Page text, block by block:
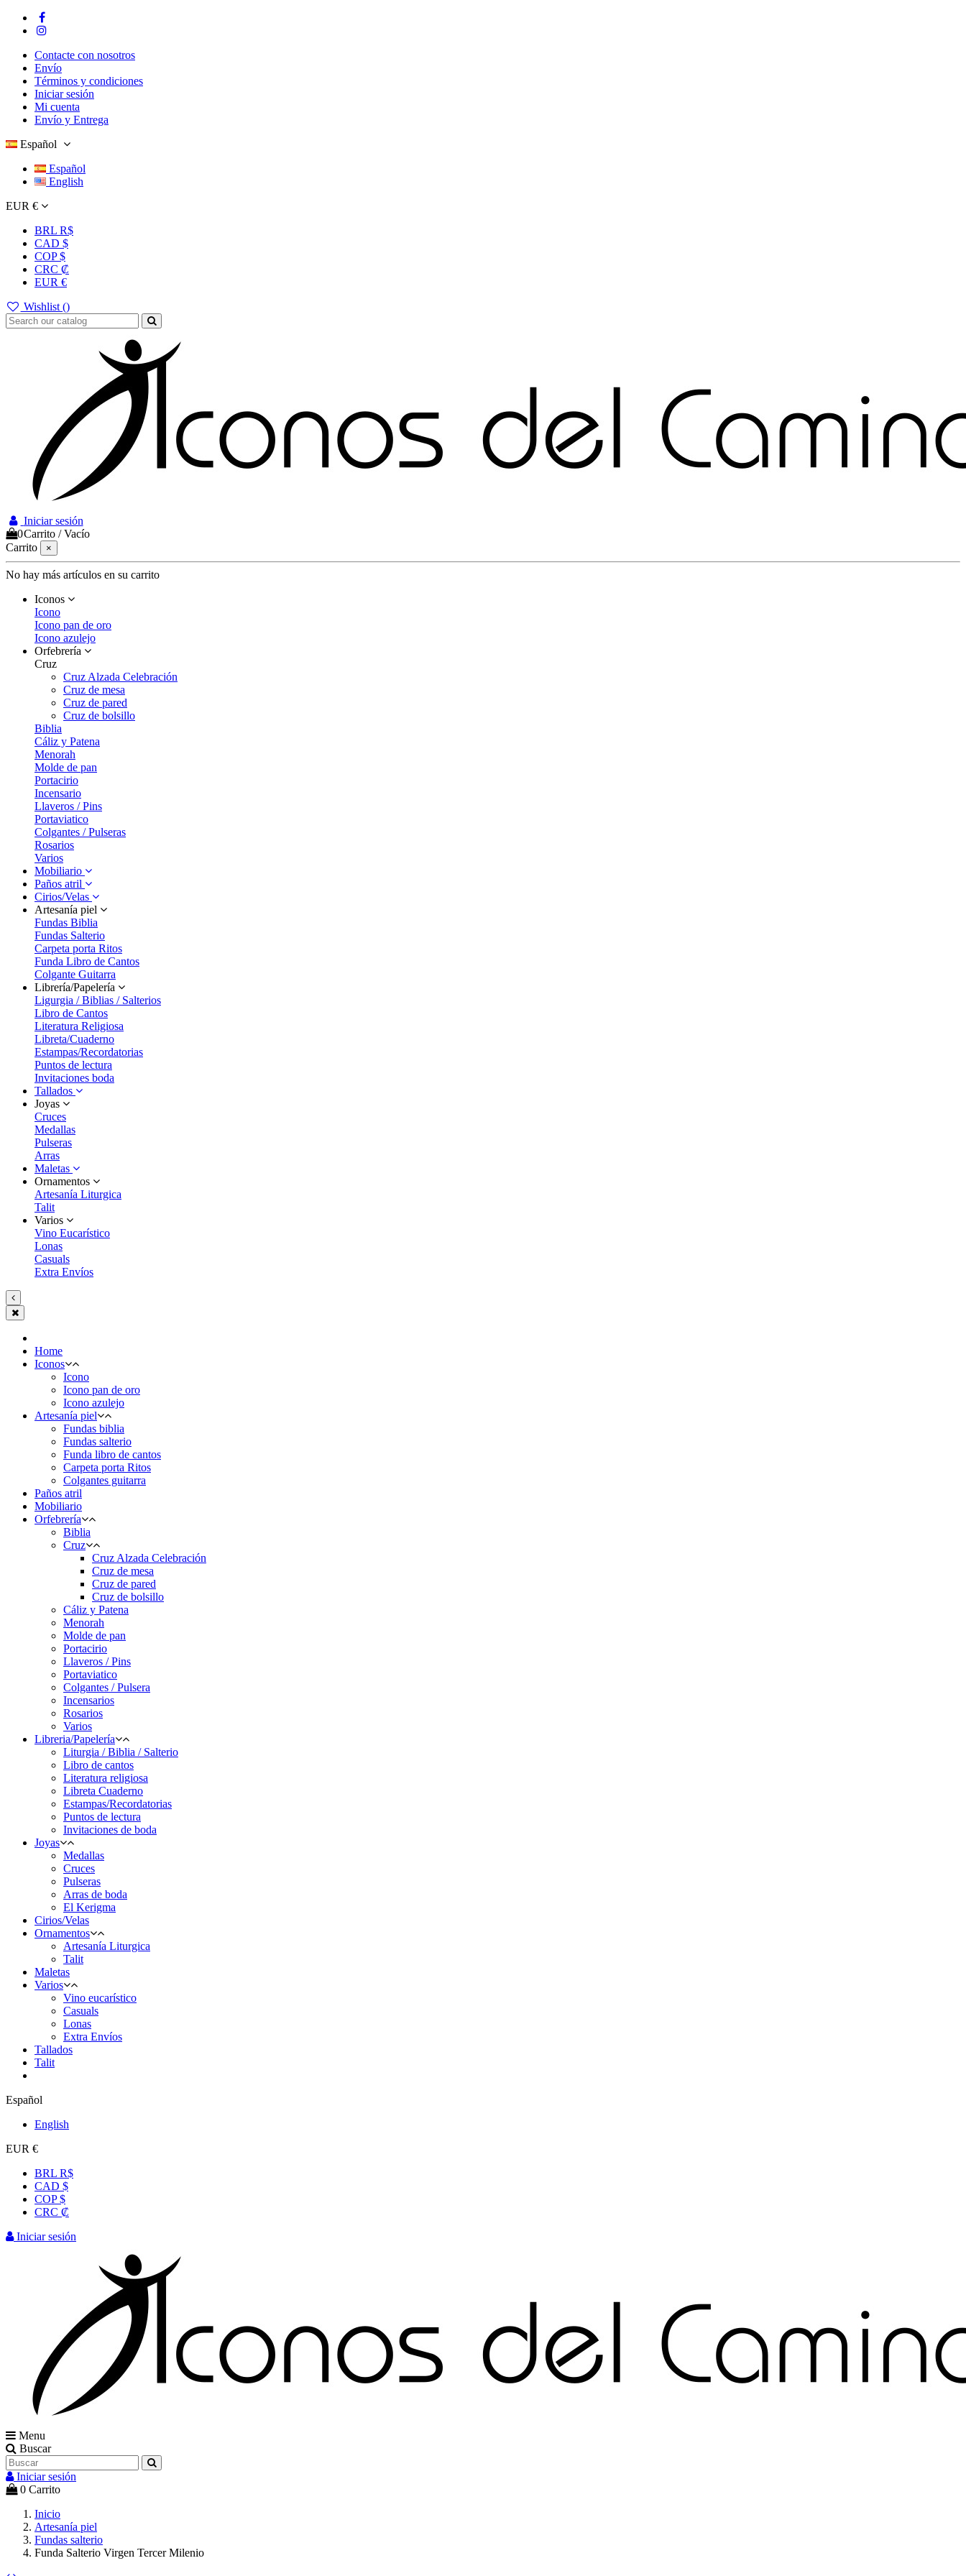
Contacte con nosotros
Envío
Términos y condiciones
Iniciar sesión
Mi cuenta
Envío y Entrega
Español
Español
English
EUR €
BRL R$
CAD $
COP $
CRC ₡
EUR €
Wishlist ()
Iniciar sesión
0Carrito /Vacío
Carrito
×
No hay más artículos en su carrito
Iconos
Icono
Icono pan de oro
Icono azulejo
Orfebrería
Cruz
Cruz Alzada Celebración
Cruz de mesa
Cruz de pared
Cruz de bolsillo
Biblia
Cáliz y Patena
Menorah
Molde de pan
Portacirio
Incensario
Llaveros / Pins
Portaviatico
Colgantes / Pulseras
Rosarios
Varios
Mobiliario
Paños atril
Cirios/Velas
Artesanía piel
Fundas Biblia
Fundas Salterio
Carpeta porta Ritos
Funda Libro de Cantos
Colgante Guitarra
Librería/Papelería
Ligurgia / Biblias / Salterios
Libro de Cantos
Literatura Religiosa
Libreta/Cuaderno
Estampas/Recordatorias
Puntos de lectura
Invitaciones boda
Tallados
Joyas
Cruces
Medallas
Pulseras
Arras
Maletas
Ornamentos
Artesanía Liturgica
Talit
Varios
Vino Eucarístico
Lonas
Casuals
Extra Envíos
Home
Iconos
Icono
Icono pan de oro
Icono azulejo
Artesanía piel
Fundas biblia
Fundas salterio
Funda libro de cantos
Carpeta porta Ritos
Colgantes guitarra
Paños atril
Mobiliario
Orfebrería
Biblia
Cruz
Cruz Alzada Celebración
Cruz de mesa
Cruz de pared
Cruz de bolsillo
Cáliz y Patena
Menorah
Molde de pan
Portacirio
Llaveros / Pins
Portaviatico
Colgantes / Pulsera
Incensarios
Rosarios
Varios
Libreria/Papelería
Liturgia / Biblia / Salterio
Libro de cantos
Literatura religiosa
Libreta Cuaderno
Estampas/Recordatorias
Puntos de lectura
Invitaciones de boda
Joyas
Medallas
Cruces
Pulseras
Arras de boda
El Kerigma
Cirios/Velas
Ornamentos
Artesanía Liturgica
Talit
Maletas
Varios
Vino eucarístico
Casuals
Lonas
Extra Envíos
Tallados
Talit
Español
English
EUR €
BRL R$
CAD $
COP $
CRC ₡
Iniciar sesión
Menu
Buscar
Iniciar sesión
0 Carrito
Inicio
Artesanía piel
Fundas salterio
Funda Salterio Virgen Tercer Milenio